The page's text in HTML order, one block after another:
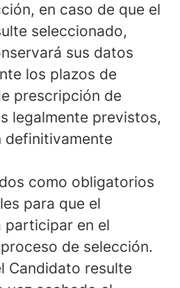
en caso de que el
seleccionado,
sus datos
los plazos de
prescripción de
legalmente previstos,
definitivamente
como obligatorios
para que el
participar en el
de selección.
Candidato resulte